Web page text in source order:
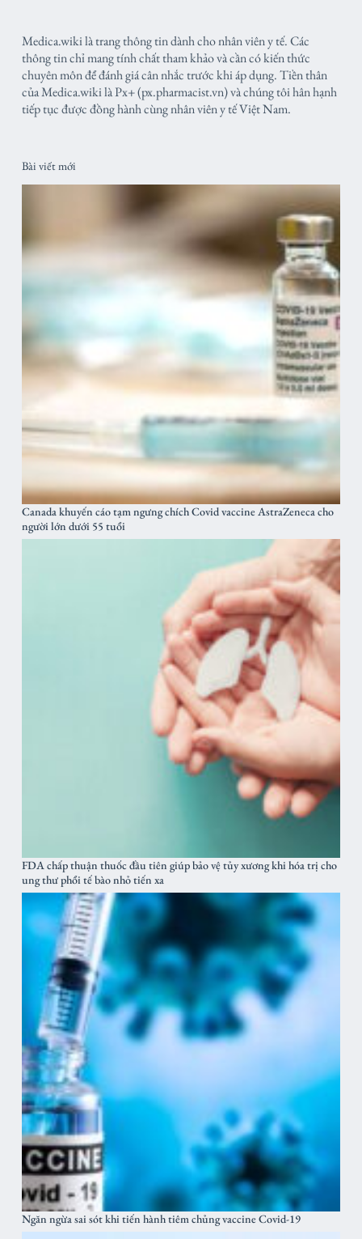
Medica.wiki là trang thông tin dành cho nhân viên y tế. Các
thông tin chỉ mang tính chất tham khảo và cần có kiến thức
chuyên môn để đánh giá cân nhắc trước khi áp dụng. Tiền thân
của Medica.wiki là Px+ (px.pharmacist.vn) và chúng tôi hân hạnh
tiếp tục được đồng hành cùng nhân viên y tế Việt Nam.
Bài viết mới
Canada khuyến cáo tạm ngưng chích Covid vaccine AstraZeneca cho
người lớn dưới 55 tuổi
FDA chấp thuận thuốc đầu tiên giúp bảo vệ tủy xương khi hóa trị cho
ung thư phổi tế bào nhỏ tiến xa
Ngăn ngừa sai sót khi tiến hành tiêm chủng vaccine Covid-19